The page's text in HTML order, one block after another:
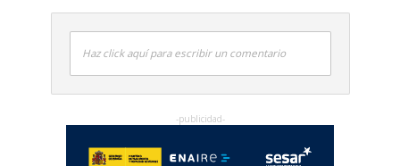
Haz click aquí para escribir un comentario